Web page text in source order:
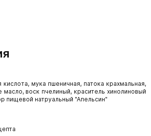
кислота, мука пшеничная, патока крахмальная,
масло, воск пчелиный, краситель хинолиновый
пищевой натруальный "Апельсин"